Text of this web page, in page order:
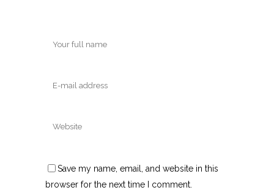
Save my name, email, and website in this
browser for the next time I comment.